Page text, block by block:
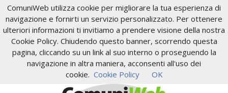
ComuniWeb utilizza cookie per migliorare la tua esperienza di
navigazione e fornirti un servizio personalizzato. Per ottenere
ulteriori informazioni ti invitiamo a prendere visione della nostra
Cookie Policy. Chiudendo questo banner, scorrendo questa
pagina, cliccando su un link al suo interno o proseguendo la
navigazione in altra maniera, acconsenti all'uso dei
cookie. Cookie Policy OK